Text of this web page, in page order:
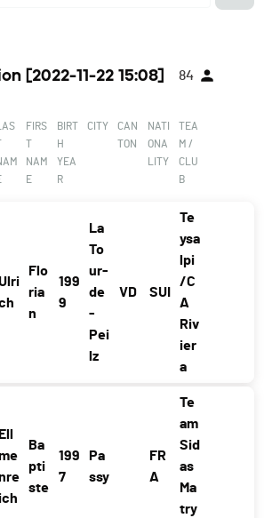
[2022-11-22 15:08] 84
FIRS
NAM
E
BIRT
H
YEA
R
CITY
CAN
TON
NATI
ONA
LITY
TEA
M /
CLU
B
Ulri
Flo
ria
n
199
9
La
To
ur-
de
-
Pei
lz
VD SUI
Te
ysa
lpi
/C
A
Riv
ier
a
Ell
ich
Ba
pti
ste
199
7
Pa
ssy
FR
A
Te
am
Sid
as
Ma
try